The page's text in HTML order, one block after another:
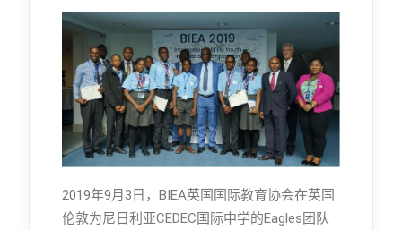
2019年9月3日，BIEA英国国际教育协会在英国
伦敦为尼日利亚CEDEC国际中学的Eagles团队